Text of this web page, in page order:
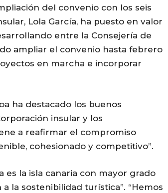
del convenio con los seis
Lola García, ha puesto en valor
entre la Consejería de
ampliar el convenio hasta febrero
en marcha e incorporar
ha destacado los buenos
insular y los
a reafirmar el compromiso
cohesionado y competitivo”.
es la isla canaria con mayor grado
la sostenibilidad turística”. “Hemos